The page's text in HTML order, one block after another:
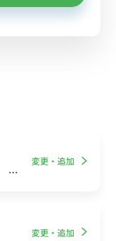
変更・追加
変更・追加